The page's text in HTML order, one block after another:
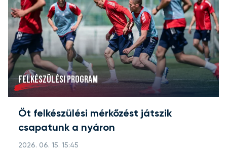
FELKÉSZÜLÉSI PROGRAM
Öt felkészülési mérkőzést játszik
csapatunk a nyáron
2026. 06. 15. 15:45